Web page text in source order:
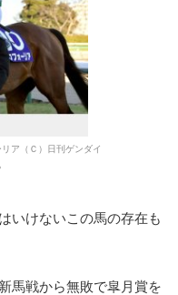
ア（Ｃ）日刊ゲンダイ
いけないこの馬の存在も
馬戦から無敗で皐月賞を